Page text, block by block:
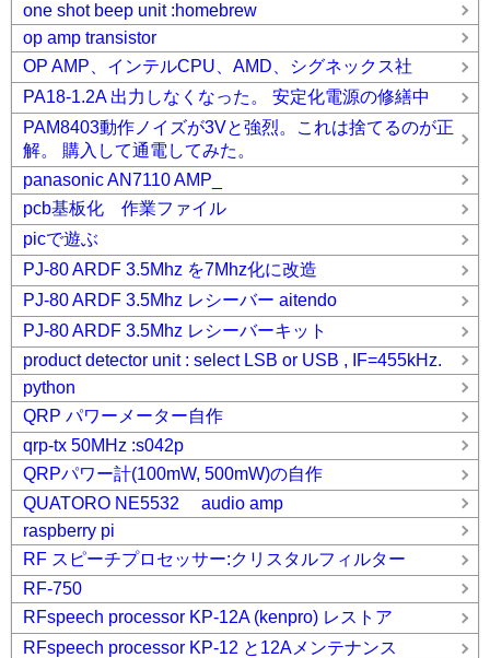
one shot beep unit :homebrew
op amp transistor
OP AMP、インテルCPU、AMD、シグネックス社
PA18-1.2A 出力しなくなった。 安定化電源の修繕中
PAM8403動作ノイズが3Vと強烈。これは捨てるのが正
解。 購入して通電してみた。
panasonic AN7110 AMP_
pcb基板化 作業ファイル
picで遊ぶ
PJ-80 ARDF 3.5Mhz を7Mhz化に改造
PJ-80 ARDF 3.5Mhz レシーバー aitendo
PJ-80 ARDF 3.5Mhz レシーバーキット
product detector unit : select LSB or USB , IF=455kHz.
python
QRP パワーメーター自作
qrp-tx 50MHz :s042p
QRPパワー計(100mW, 500mW)の自作
QUATORO NE5532 audio amp
raspberry pi
RF スピーチプロセッサー:クリスタルフィルター
RF-750
RFspeech processor KP-12A (kenpro) レストア
RFspeech processor KP-12 と12Aメンテナンス